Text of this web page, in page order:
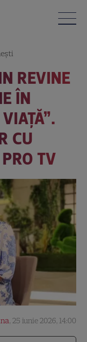
REVINE
ÎN
CU
TV
, 25 iunie 2026, 14:00